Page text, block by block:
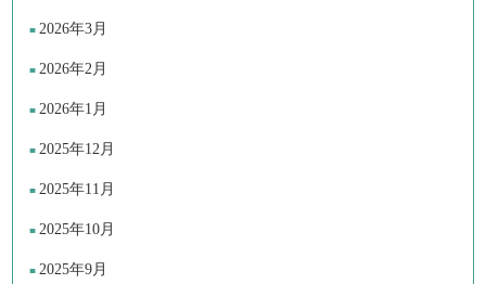
2026年3月
2026年2月
2026年1月
2025年12月
2025年11月
2025年10月
2025年9月